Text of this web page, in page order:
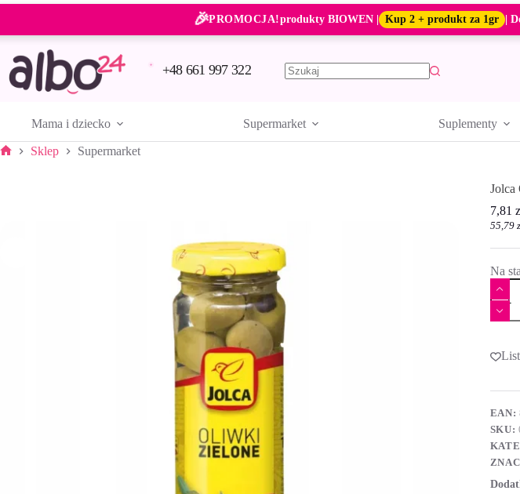
Przejdź
treści
🎉PROMOCJA!produkty BIOWEN | Kup 2 + produkt za 1gr |
+48 661 997 322
Mama i dziecko Supermarket Suplementy
Sklep Supermarket
Jolca
7,81
55,79
Na
ilość
Jolca
Oliwki
pestek
w
140g
t
a
t
i
v
e
:
EAN:
SKU: